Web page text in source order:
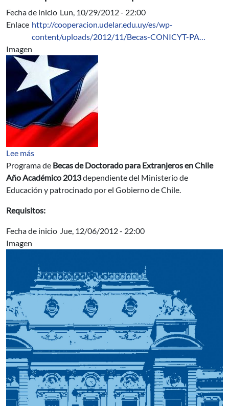
Fecha de inicio Lun, 10/29/2012 - 22:00
Enlace http://cooperacion.udelar.edu.uy/es/wp-
content/uploads/2012/11/Becas-CONICYT-PA…
Imagen
Lee mássobre Becas de Doctorado para Extranjeros en Chile
Programa de Becas de Doctorado para Extranjeros en Chile
Año Académico 2013dependiente del Ministerio de
Educación y patrocinado por el Gobierno de Chile.
Requisitos:
Fecha de inicio Jue, 12/06/2012 - 22:00
Imagen